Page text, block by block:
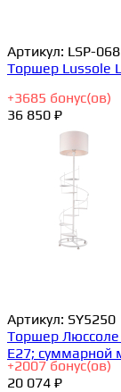
Артикул: LSP-
Торшер Lussole
+3685 бонус(ов)
36 850 ₽
Артикул: SY5250
Торшер Люссоле
E27; суммарной
+2007 бонус(ов)
20 074 ₽